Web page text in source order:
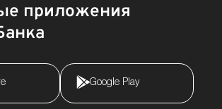
приложения
Google Play